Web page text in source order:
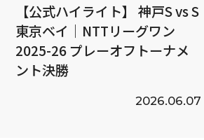
【公式ハイライト】 神戸S vs S
東京ベイ｜NTTリーグワン
2025-26 プレーオフトーナメ
ント決勝
2026.06.07